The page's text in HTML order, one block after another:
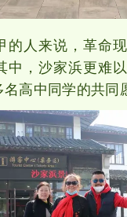
的人来说，革命
中，沙家浜更难
高中同学的共同